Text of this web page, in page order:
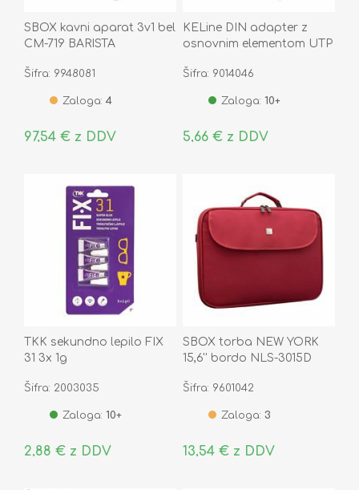
SBOX kavni aparat 3v1 bel
CM-719 BARISTA
Šifra: 9948081
Zaloga: 4
97,54 € z DDV
KELine DIN adapter z
osnovnim elementom UTP
Šifra: 9014046
Zaloga: 10+
5,66 € z DDV
TKK sekundno lepilo FIX
31 3x 1g
Šifra: 2003035
Zaloga: 10+
2,88 € z DDV
SBOX torba NEW YORK
15,6'' bordo NLS-3015D
Šifra: 9601042
Zaloga: 3
13,54 € z DDV